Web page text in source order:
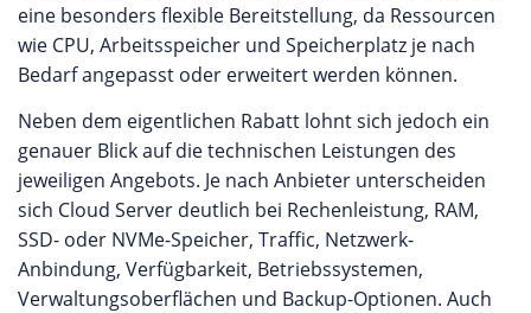
eine besonders flexible Bereitstellung, da Ressourcen
wie CPU, Arbeitsspeicher und Speicherplatz je nach
Bedarf angepasst oder erweitert werden können.
Neben dem eigentlichen Rabatt lohnt sich jedoch ein
genauer Blick auf die technischen Leistungen des
jeweiligen Angebots. Je nach Anbieter unterscheiden
sich Cloud Server deutlich bei Rechenleistung, RAM,
SSD- oder NVMe-Speicher, Traffic, Netzwerk-
Anbindung, Verfügbarkeit, Betriebssystemen,
Verwaltungsoberflächen und Backup-Optionen. Auch